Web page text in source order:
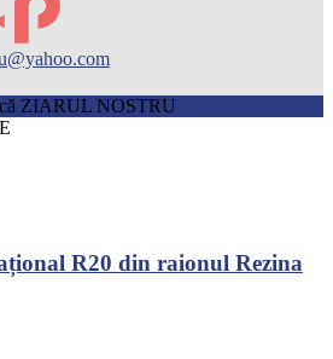
ZIARUL NOSTRU
R20 din raionul Rezina